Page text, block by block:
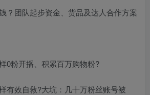
？团队起步资金、货品及达人合作方案
0粉开播、积累百万购物粉?
有效自救?大坑：几十万粉丝账号被